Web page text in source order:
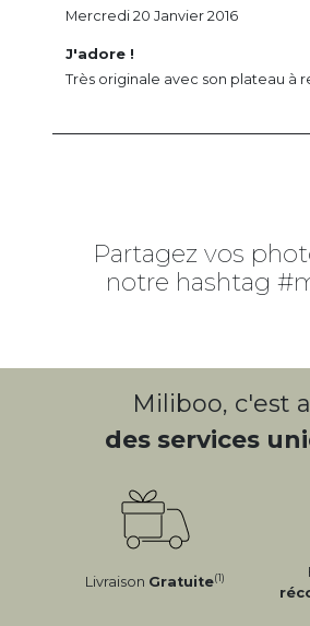
J'adore !
Très originale avec son plateau à
Mercredi 20 Janvier 2016
Partagez vos
notre hashtag
Miliboo, c'est
des services
Livraison Gratuite(1)